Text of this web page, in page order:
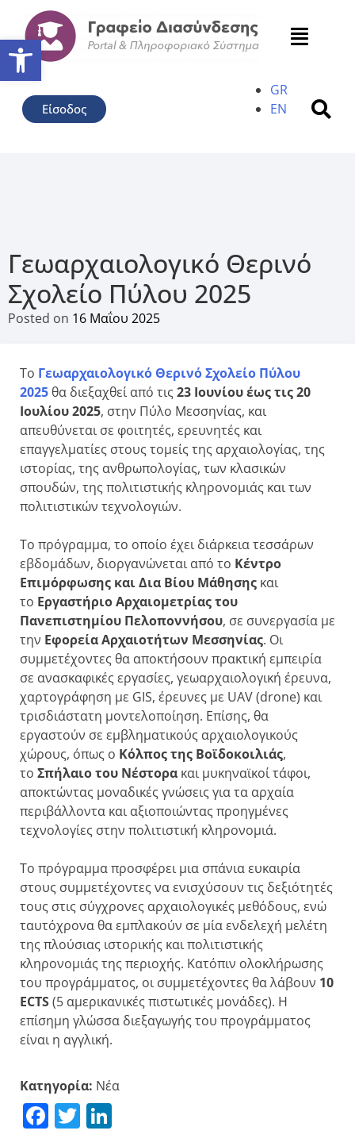
Ανοίξτε τη γραμμή
Είσοδος
GR
EN
Γεωαρχαιολογικό Θερινό
Σχολείο Πύλου 2025
Posted on 16 Μαΐου 2025
Το Γεωαρχαιολογικό Θερινό Σχολείο Πύλου
2025 θα διεξαχθεί από τις 23 Ιουνίου έως τις 20
Ιουλίου 2025, στην Πύλο Μεσσηνίας, και
απευθύνεται σε φοιτητές, ερευνητές και
επαγγελματίες στους τομείς της αρχαιολογίας, της
ιστορίας, της ανθρωπολογίας, των κλασικών
σπουδών, της πολιτιστικής κληρονομιάς και των
πολιτιστικών τεχνολογιών.
Το πρόγραμμα, το οποίο έχει διάρκεια τεσσάρων
εβδομάδων, διοργανώνεται από το Κέντρο
Επιμόρφωσης και Δια Βίου Μάθησης και
το Εργαστήριο Αρχαιομετρίας του
Πανεπιστημίου Πελοποννήσου, σε συνεργασία με
την Εφορεία Αρχαιοτήτων Μεσσηνίας. Οι
συμμετέχοντες θα αποκτήσουν πρακτική εμπειρία
σε ανασκαφικές εργασίες, γεωαρχαιολογική έρευνα,
χαρτογράφηση με GIS, έρευνες με UAV (drone) και
τρισδιάστατη μοντελοποίηση. Επίσης, θα
εργαστούν σε εμβληματικούς αρχαιολογικούς
χώρους, όπως ο Κόλπος της Βοϊδοκοιλιάς,
το Σπήλαιο του Νέστορα και μυκηναϊκοί τάφοι,
αποκτώντας μοναδικές γνώσεις για τα αρχαία
περιβάλλοντα και αξιοποιώντας προηγμένες
τεχνολογίες στην πολιτιστική κληρονομιά.
Το πρόγραμμα προσφέρει μια σπάνια ευκαιρία
στους συμμετέχοντες να ενισχύσουν τις δεξιότητές
τους στις σύγχρονες αρχαιολογικές μεθόδους, ενώ
ταυτόχρονα θα εμπλακούν σε μία ενδελεχή μελέτη
της πλούσιας ιστορικής και πολιτιστικής
κληρονομιάς της περιοχής. Κατόπιν ολοκλήρωσης
του προγράμματος, οι συμμετέχοντες θα λάβουν 10
ECTS(5 αμερικανικές πιστωτικές μονάδες). Η
επίσημη γλώσσα διεξαγωγής του προγράμματος
είναι η αγγλική.
Κατηγορία: Νέα
Facebook
Twitter